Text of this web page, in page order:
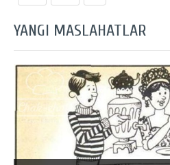
YANGI MASLAHATLAR